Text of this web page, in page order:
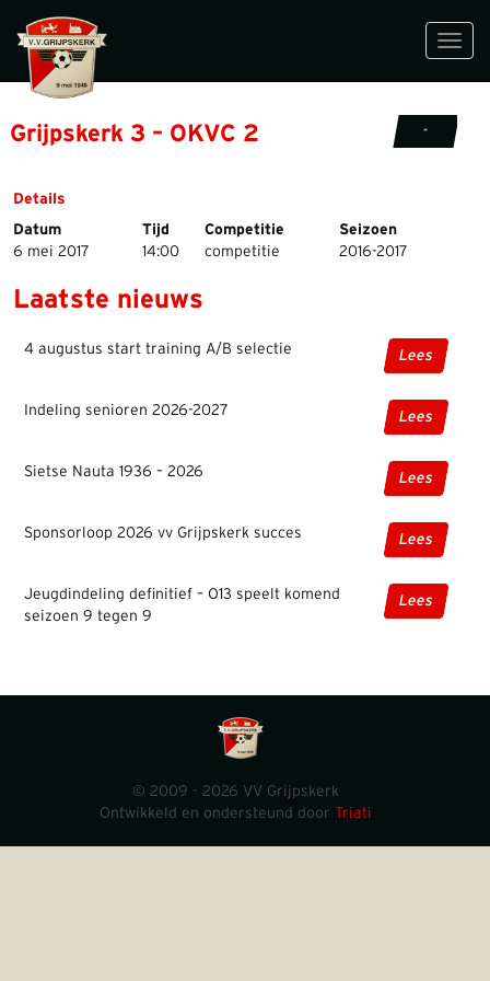
Grijpskerk 3 – OKVC 2 -
Details
Datum
Tijd Competitie
Seizoen
6 mei 2017
14:00 competitie 2016-2017
Laatste nieuws
4 augustus start training A/B selectie Lees
Indeling senioren 2026-2027 Lees
Sietse Nauta 1936 – 2026 Lees
Sponsorloop 2026 vv Grijpskerk succes Lees
Jeugdindeling definitief – O13 speelt komend
seizoen 9 tegen 9
Lees
© 2009 - 2026 VV Grijpskerk
Ontwikkeld en ondersteund door Triati